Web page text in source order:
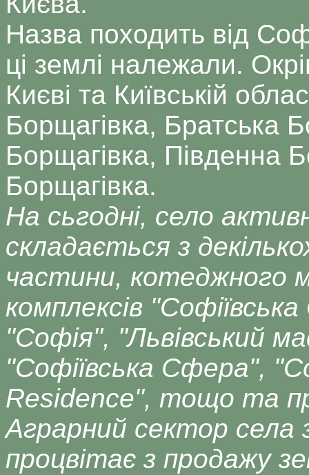
Назва походить від
ці землі належали.
Києві та Київській
Борщагівка, Братська
Борщагівка, Південна
Борщагівка.
На сьгодні, село
складається з
частини, котеджного
комплексів
"Софія", "Львівський
"Софіївська Сфера",
Residence", тощо та
Аграрний сектор села
процвітає з продажу